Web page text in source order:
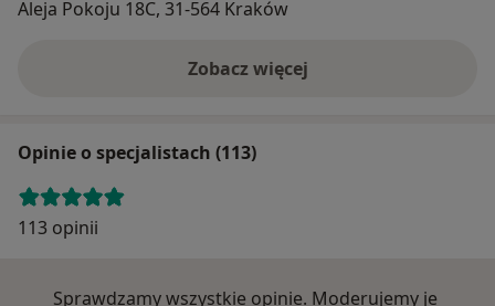
Aleja Pokoju 18C, 31-564 Kraków
Zobacz więcej
Opinie o specjalistach (113)
113 opinii
Sprawdzamy wszystkie opinie. Moderujemy je